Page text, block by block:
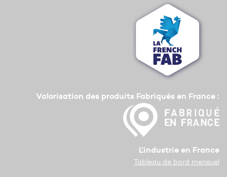
Valorisation des produits Fabriqués en France :
L'industrie en France
Tableau de bord mensuel